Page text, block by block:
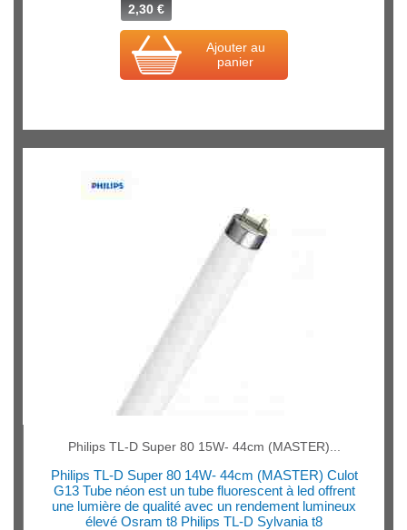
2,30 €
Ajouter au
panier
Philips TL-D Super 80 15W- 44cm (MASTER)...
Philips TL-D Super 80 14W- 44cm (MASTER) Culot
G13 Tube néon est un tube fluorescent à led offrent
une lumière de qualité avec un rendement lumineux
élevé Osram t8 Philips TL-D Sylvania t8